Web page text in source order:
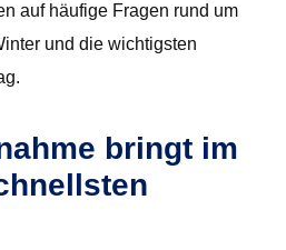
auf häufige Fragen rund um
und die wichtigsten
bringt im